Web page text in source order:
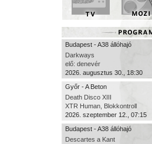
Budapest - A38 állóhajó
Darkways
elő: denevér
2026. augusztus 30., 18:30
Győr - A Beton
Death Disco XIII
XTR Human, Blokkontroll
2026. szeptember 12., 07:15
Budapest - A38 állóhajó
Descartes a Kant